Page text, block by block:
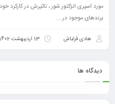
مورد اسپری انژکتور شور ، تاثیرش در
برند‌های موجود در ...
هادی قزلباش 13 اردیبهشت 1402
دیدگاه ها